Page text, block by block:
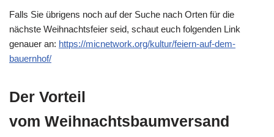
Falls Sie übrigens noch auf der Suche nach Orten für die
nächste Weihnachtsfeier seid, schaut euch folgenden Link
genauer an: https://micnetwork.org/kultur/feiern-auf-dem-
bauernhof/
Der Vorteil
vom Weihnachtsbaumversand